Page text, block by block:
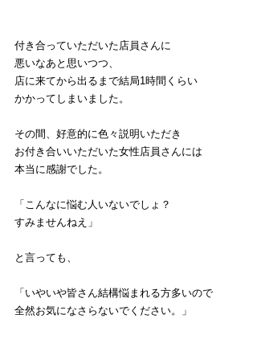
付き合っていただいた店員さんに
悪いなあと思いつつ、
店に来てから出るまで結局1時間くらい
かかってしまいました。
その間、好意的に色々説明いただき
お付き合いいただいた女性店員さんには
本当に感謝でした。
「こんなに悩む人いないでしょ？
すみませんねえ」
と言っても、
「いやいや皆さん結構悩まれる方多いので
全然お気になさらないでください。」